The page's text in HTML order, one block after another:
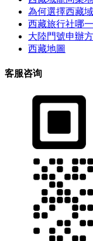
為何選擇西藏
西藏旅行社哪
大陸門號申辦
西藏地圖
客服咨询